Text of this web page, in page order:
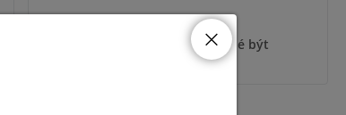
Pro zobrazení informací je nutné být